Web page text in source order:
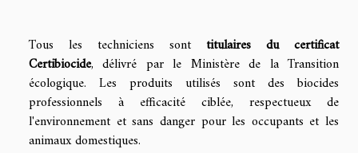
Tous les techniciens sont titulaires du certificat
Certibiocide, délivré par le Ministère de la Transition
écologique. Les produits utilisés sont des biocides
professionnels à efficacité ciblée, respectueux de
l'environnement et sans danger pour les occupants et les
animaux domestiques.